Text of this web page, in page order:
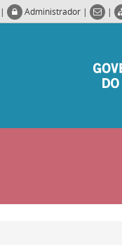
| Administrador | |